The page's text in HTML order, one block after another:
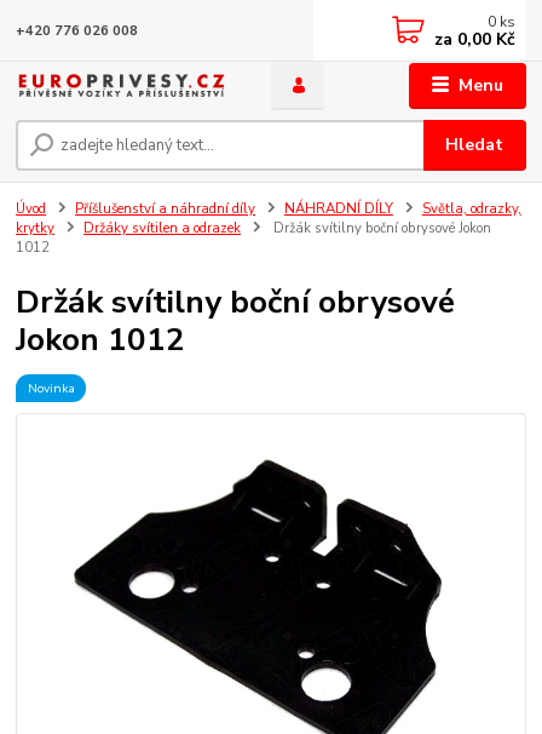
Menu
Hledat
+420 776 026 008 0 ks
za 0,00 Kč
Úvod Příšlušenství a náhradní díly NÁHRADNÍ DÍLY
Světla, odrazky,
krytky
Držáky svítilen a odrazek
Držák svítilny boční obrysové Jokon
1012
Držák svítilny boční obrysové
Jokon 1012
Novinka